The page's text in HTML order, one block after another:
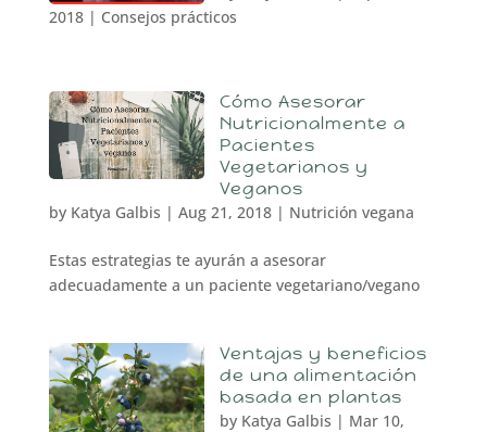
2018| Consejos prácticos
Cómo Asesorar
Nutricionalmente a
Pacientes
Vegetarianos y
Veganos
by Katya Galbis | Aug 21, 2018| Nutrición vegana
Estas estrategias te ayurán a asesorar
adecuadamente a un paciente vegetariano/vegano
Ventajas y beneficios
de una alimentación
basada en plantas
by Katya Galbis | Mar 10,